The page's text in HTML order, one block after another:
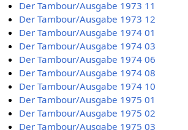
Der Tambour/Ausgabe 1973 11
Der Tambour/Ausgabe 1973 12
Der Tambour/Ausgabe 1974 01
Der Tambour/Ausgabe 1974 03
Der Tambour/Ausgabe 1974 06
Der Tambour/Ausgabe 1974 08
Der Tambour/Ausgabe 1974 10
Der Tambour/Ausgabe 1975 01
Der Tambour/Ausgabe 1975 02
Der Tambour/Ausgabe 1975 03